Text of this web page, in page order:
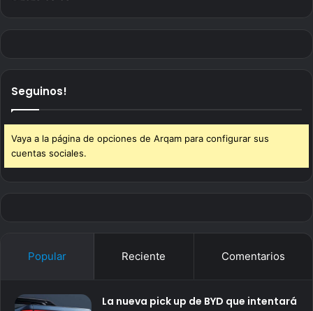
Seguinos!
Vaya a la página de opciones de Arqam para configurar sus
cuentas sociales.
Popular Reciente Comentarios
La nueva pick up de BYD que intentará